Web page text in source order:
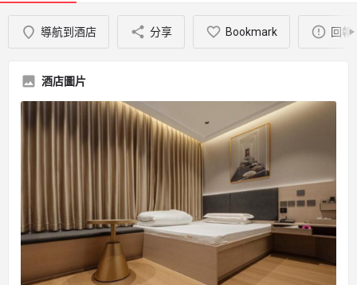
導航到酒店 分享 Bookmark 回報
酒店圖片